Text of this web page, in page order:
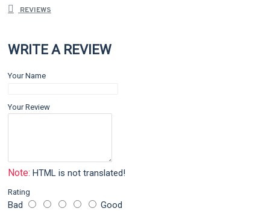
REVIEWS
WRITE A REVIEW
Your Name
Your Review
Note: HTML is not translated!
Rating
Bad Good